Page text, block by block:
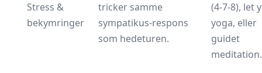
Stress &
bekymringer
tricker samme
sympatikus-respons
som hedeturen.
(4-7-8), let
yoga, eller
guidet
meditation.